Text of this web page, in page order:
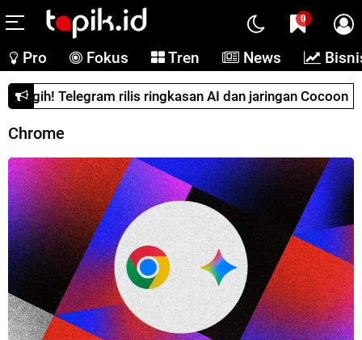
0
Pro Fokus Tren News
Canggih! Telegram rilis ringkasan AI dan jaringan Cocoon
Chrome